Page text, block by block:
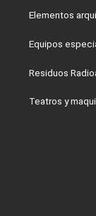
Elementos
Equipos
Residuos
Teatros y